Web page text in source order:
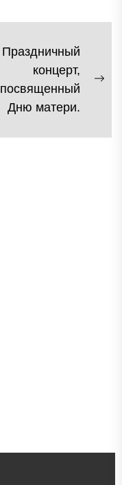
Праздничный
концерт,
посвященный
Дню матери.